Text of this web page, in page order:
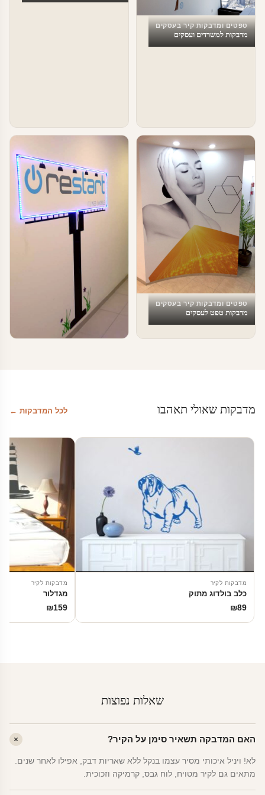
טפטים ומדבקות קיר בעסקים
מדבקות למשרדים ועסקים
טפטים ומדבקות קיר בעסקים
מדבקות טפט לעסקים
מדבקות שאולי תאהבו לכל המדבקות ←
מדבקות לקיר
כלב בולדוג מתוק
₪89
מדבקות לקיר
מגדלור
₪159
שאלות נפוצות
האם המדבקה תשאיר סימן על הקיר?
לא! ויניל איכותי מסיר עצמו בנקל ללא שאריות דבק, אפילו לאחר שנים.
מתאים גם לקיר מטויח, לוח גבס, קרמיקה וזכוכית.